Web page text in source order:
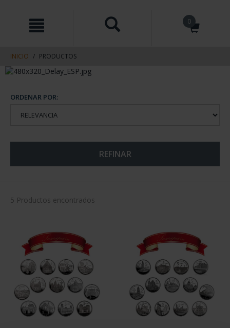
contenido
navegacin
0
INICIO PRODUCTOS
ORDENAR POR:
REFINAR
5 Productos encontrados